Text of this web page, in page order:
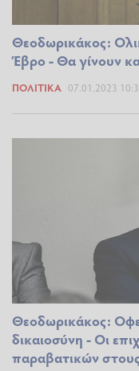
Θεοδωρικάκος:
Έβρο - Θα γίνουν
ΠΟΛΙΤΙΚΆ 07.01.2023
Θεοδωρικάκος:
δικαιοσύνη - Οι
παραβατικών